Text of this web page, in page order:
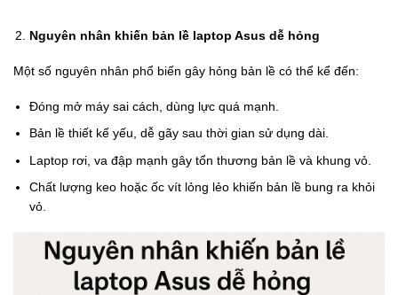
Nguyên nhân khiến bản lề laptop Asus dễ hỏng
Một số nguyên nhân phổ biến gây hỏng bản lề có thể kể đến:
Đóng mở máy sai cách, dùng lực quá mạnh.
Bản lề thiết kế yếu, dễ gãy sau thời gian sử dụng dài.
Laptop rơi, va đập mạnh gây tổn thương bản lề và khung vỏ.
Chất lượng keo hoặc ốc vít lỏng lẻo khiến bản lề bung ra khỏi
vỏ.